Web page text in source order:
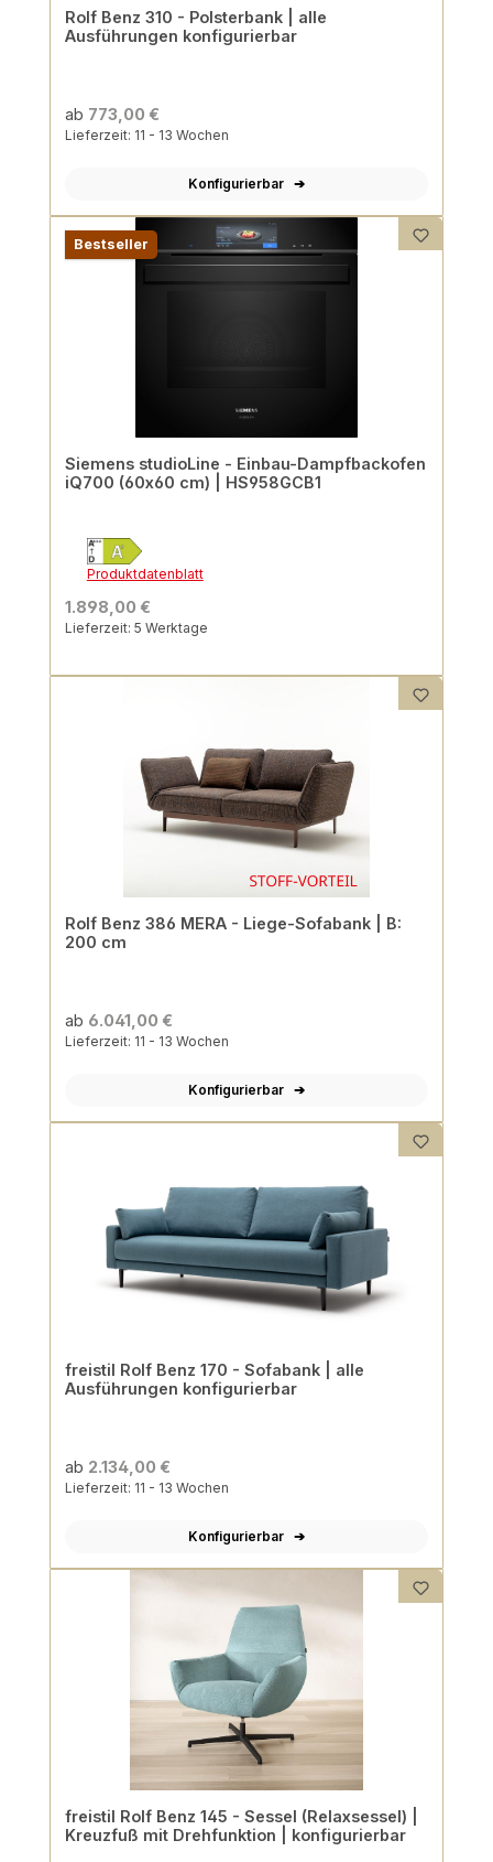
Rolf Benz 310 - Polsterbank | alle
Ausführungen konfigurierbar
ab 773,00 €
Lieferzeit: 11 - 13 Wochen
Konfigurierbar
Bestseller
Siemens studioLine - Einbau-Dampfbackofen
iQ700 (60x60 cm) | HS958GCB1
Produktdatenblatt
1.898,00 €
Lieferzeit: 5 Werktage
Rolf Benz 386 MERA - Liege-Sofabank | B:
200 cm
ab 6.041,00 €
Lieferzeit: 11 - 13 Wochen
Konfigurierbar
freistil Rolf Benz 170 - Sofabank | alle
Ausführungen konfigurierbar
ab 2.134,00 €
Lieferzeit: 11 - 13 Wochen
Konfigurierbar
freistil Rolf Benz 145 - Sessel (Relaxsessel) |
Kreuzfuß mit Drehfunktion | konfigurierbar